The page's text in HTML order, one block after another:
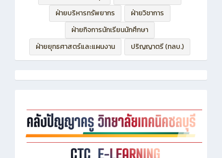
ฝ่ายบริหารทรัพยากร
ฝ่ายวิชาการ
ฝ่ายกิจการนักเรียนนักศึกษา
ฝ่ายยุทธศาสตร์และแผนงาน
ปริญญาตรี (ทลบ.)